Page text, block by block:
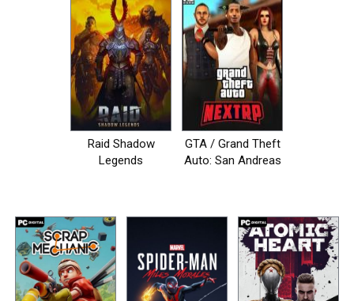
Raid Shadow
Legends
GTA / Grand Theft
Auto: San Andreas